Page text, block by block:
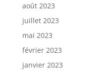
août 2023
juillet 2023
mai 2023
février 2023
janvier 2023